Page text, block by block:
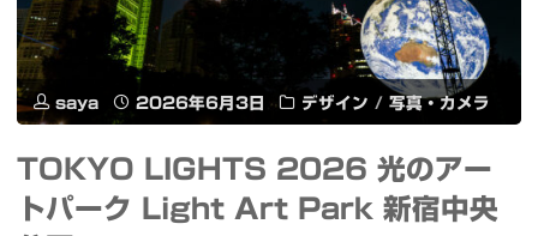
リ
ー
ラ
イ
ブ
愛
い
画
saya 2026年6月3日 デザイン / 写真・カメラ
TOKYO LIGHTS 2026 光のアー
トパーク Light Art Park 新宿中央